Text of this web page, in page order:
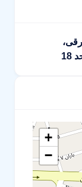
شرقی،
+
−